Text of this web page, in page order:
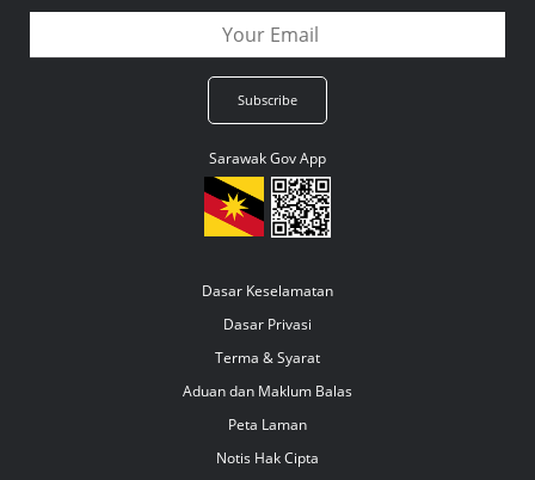
Sarawak Gov App
Dasar Keselamatan
Dasar Privasi
Terma & Syarat
Aduan dan Maklum Balas
Peta Laman
Notis Hak Cipta